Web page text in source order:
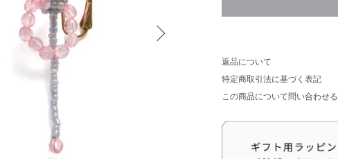
返品について
特定商取引法に基づく表記
この商品について問い合わせる